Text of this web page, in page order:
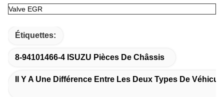
Valve EGR
Étiquettes:
8-94101466-4 ISUZU Pièces De Châssis
Il Y A Une Différence Entre Les Deux Types De